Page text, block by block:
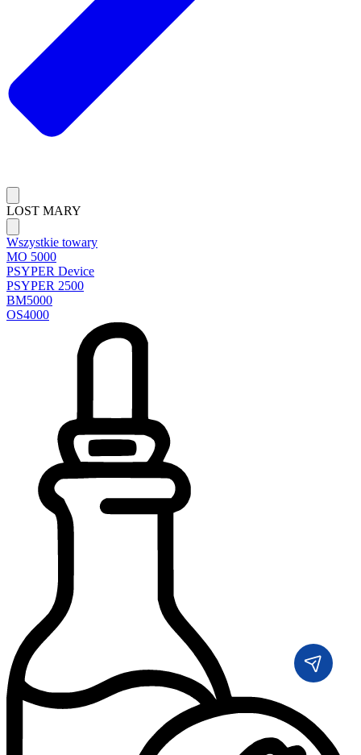
LOST MARY
Wszystkie towary
MO 5000
PSYPER Device
PSYPER 2500
BM5000
OS4000